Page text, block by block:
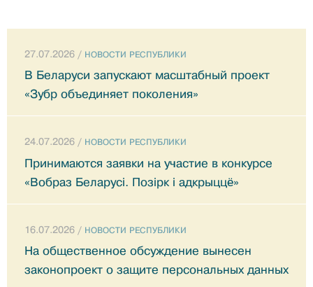
27.07.2026 / НОВОСТИ РЕСПУБЛИКИ
В Беларуси запускают масштабный проект
«Зубр объединяет поколения»
24.07.2026 / НОВОСТИ РЕСПУБЛИКИ
Принимаются заявки на участие в конкурсе
«Вобраз Беларусi. Позiрк i адкрыццё»
16.07.2026 / НОВОСТИ РЕСПУБЛИКИ
На общественное обсуждение вынесен
законопроект о защите персональных данных